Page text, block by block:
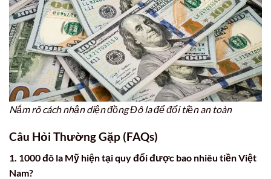
Nắm rõ cách nhận diện đồng Đô la để đổi tiền an toàn
Câu Hỏi Thường Gặp (FAQs)
1. 1000 đô la Mỹ hiện tại quy đổi được bao nhiêu tiền Việt
Nam?